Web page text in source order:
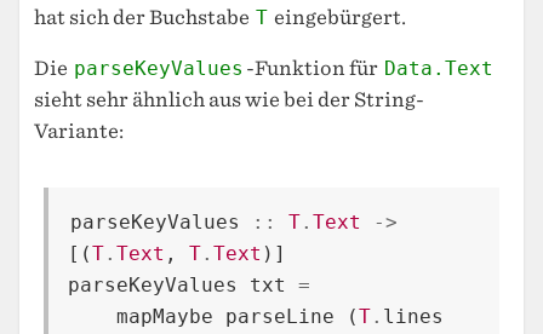
hat sich der Buchstabe T eingebürgert.
Die parseKeyValues -Funktion für Data.Text
sieht sehr ähnlich aus wie bei der String-
Variante:
parseKeyValues :: T.Text
->
[(T.Text , T.Text )]
parseKeyValues
txt
=
mapMaybe
parseLine (T. lines